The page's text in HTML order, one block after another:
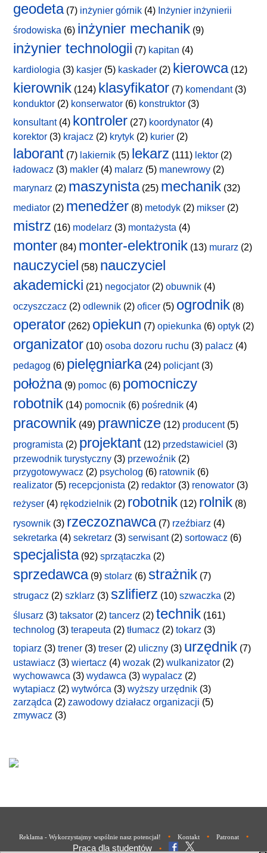
geodeta(7) inżynier górnik (4) Inżynier inżynierii
środowiska (6) inżynier mechanik (9)
inżynier technologii (7) kapitan (4)
kardiologia (3) kasjer (5) kaskader (2) kierowca(12)
kierownik (124) klasyfikator (7) komendant(3)
konduktor (2) konserwator (6) konstruktor (3)
konsultant(4) kontroler (27) koordynator (4)
korektor (3) krajacz (2) krytyk (2) kurier (2)
laborant (7) lakiernik (5) lekarz (111) lektor (2)
ładowacz (3) makler (4) malarz (5) manewrowy (2)
marynarz (2) maszynista(25) mechanik (32)
mediator (2) menedżer (8) metodyk (2) mikser (2)
mistrz (16) modelarz (3) montażysta (4)
monter (84) monter-elektronik (13) murarz (2)
nauczyciel (58) nauczyciel
akademicki (21) negocjator (2) obuwnik (4)
oczyszczacz (2) odlewnik (2) oficer (5) ogrodnik (8)
operator (262) opiekun (7) opiekunka (6) optyk (2)
organizator (10) osoba dozoru ruchu (3) palacz (4)
pedagog (6) pielęgniarka(24) policjant(3)
położna(9) pomoc (6) pomocniczy
robotnik (14) pomocnik (6) pośrednik (4)
pracownik (49) prawnicze (12) producent(5)
programista (2) projektant (12) przedstawiciel (3)
przewodnik turystyczny (3) przewoźnik (2)
przygotowywacz (2) psycholog (6) ratownik (6)
realizator (5) recepcjonista (2) redaktor (3) renowator (3)
reżyser (4) rękodzielnik (2) robotnik (12) rolnik (8)
rysownik (3) rzeczoznawca(7) rzeźbiarz (4)
sekretarka (4) sekretarz (3) serwisant(2) sortowacz (6)
specjalista(92) sprzątaczka (2)
sprzedawca(9) stolarz (6) strażnik (7)
strugacz (2) szklarz (3) szlifierz (10) szwaczka (2)
ślusarz (3) taksator (2) tancerz (2) technik (161)
technolog (3) terapeuta (2) tłumacz (2) tokarz (3)
topiarz (3) trener (3) treser (2) uliczny (3) urzędnik (7)
ustawiacz (3) wiertacz (4) wozak (2) wulkanizator (2)
wychowawca (3) wydawca (3) wypalacz (2)
wytapiacz (2) wytwórca (3) wyższy urzędnik (3)
zarządca (2) zawodowy działacz organizacji (5)
zmywacz (3)
Reklama - Wykorzystajmy wspólnie nasz potencjał! • Kontakt • Patronat •
Praca dla studentów •